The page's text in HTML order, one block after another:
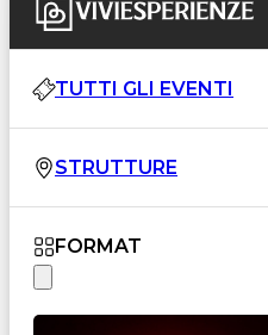
TUTTI GLI EVENTI
STRUTTURE
FORMAT